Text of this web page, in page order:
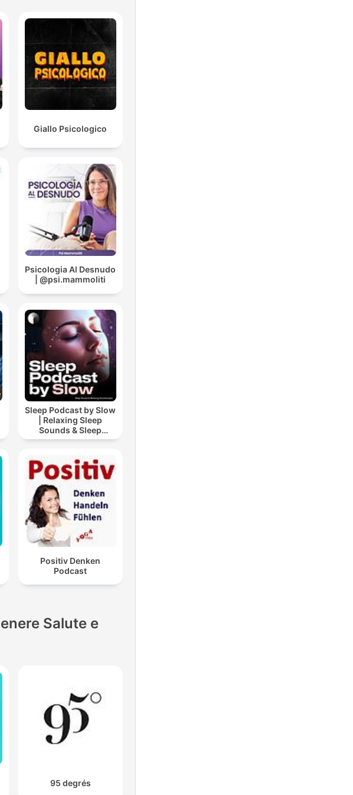
Giallo Psicologico
Psicologia Al Desnudo
| @psi.mammoliti
Sleep Podcast by Slow
| Relaxing Sleep
Sounds & Sleep
Stories | Nature Sound
Positiv Denken
Podcast
Salute e
95 degrés